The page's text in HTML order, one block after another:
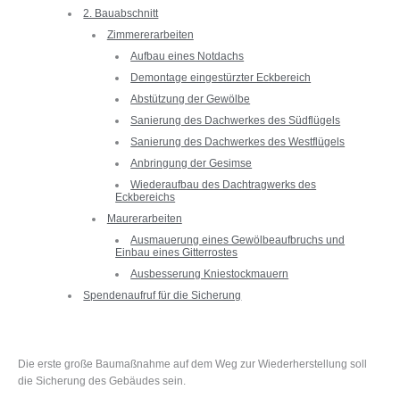
2. Bauabschnitt
Zimmererarbeiten
Aufbau eines Notdachs
Demontage eingestürzter Eckbereich
Abstützung der Gewölbe
Sanierung des Dachwerkes des Südflügels
Sanierung des Dachwerkes des Westflügels
Anbringung der Gesimse
Wiederaufbau des Dachtragwerks des
Eckbereichs
Maurerarbeiten
Ausmauerung eines Gewölbeaufbruchs und
Einbau eines Gitterrostes
Ausbesserung Kniestockmauern
Spendenaufruf für die Sicherung
Die erste große Baumaßnahme auf dem Weg zur Wiederherstellung soll
die Sicherung des Gebäudes sein.